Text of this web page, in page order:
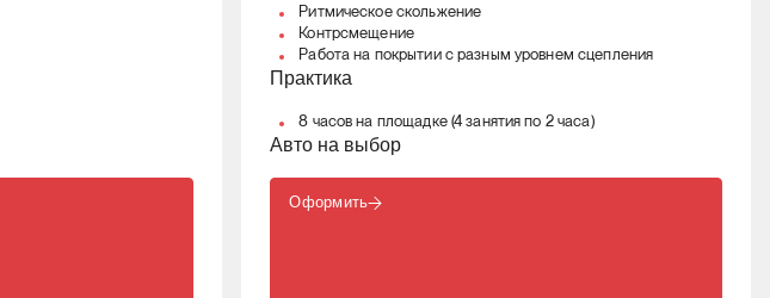
Ритмическое скольжение
Контрсмещение
Работа на покрытии с разным уровнем сцепления
Практика
8 часов на площадке (4 занятия по 2 часа)
Авто на выбор
Оформить